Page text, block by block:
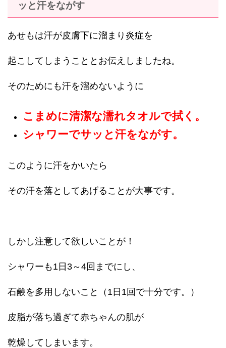
ッと汗をながす
あせもは汗が皮膚下に溜まり炎症を
起こしてしまうこととお伝えしましたね。
そのためにも汗を溜めないように
こまめに清潔な濡れタオルで拭く。
シャワーでサッと汗をながす。
このように汗をかいたら
その汗を落としてあげることが大事です。
しかし注意して欲しいことが！
シャワーも1日3～4回までにし、
石鹸を多用しないこと（1日1回で十分です。）
皮脂が落ち過ぎて赤ちゃんの肌が
乾燥してしまいます。